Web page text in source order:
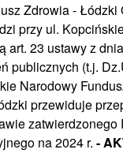
Zdrowia - Łódzki
przy ul.
art. 23 ustawy z
publicznych (t.j.
Narodowy
przewiduje
na 2024 r. -